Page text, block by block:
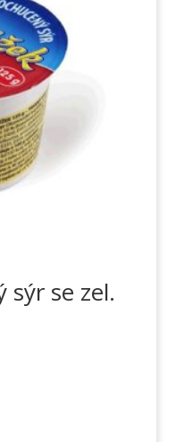
sýr se zel.